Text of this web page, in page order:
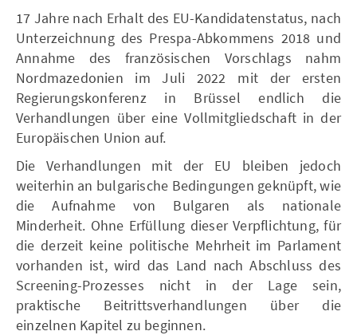
17 Jahre nach Erhalt des EU-Kandidatenstatus, nach
Unterzeichnung des Prespa-Abkommens 2018 und
Annahme des französischen Vorschlags nahm
Nordmazedonien im Juli 2022 mit der ersten
Regierungskonferenz in Brüssel endlich die
Verhandlungen über eine Vollmitgliedschaft in der
Europäischen Union auf.
Die Verhandlungen mit der EU bleiben jedoch
weiterhin an bulgarische Bedingungen geknüpft, wie
die Aufnahme von Bulgaren als nationale
Minderheit. Ohne Erfüllung dieser Verpflichtung, für
die derzeit keine politische Mehrheit im Parlament
vorhanden ist, wird das Land nach Abschluss des
Screening-Prozesses nicht in der Lage sein,
praktische Beitrittsverhandlungen über die
einzelnen Kapitel zu beginnen.